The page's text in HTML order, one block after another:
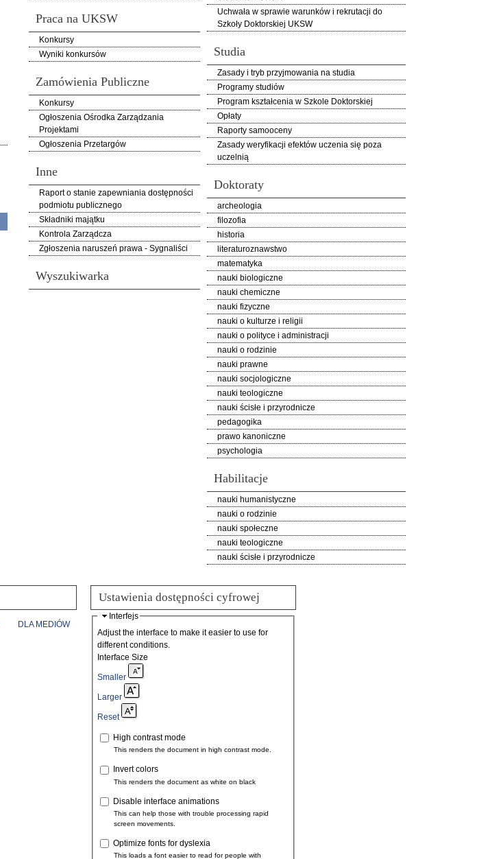
Praca na UKSW
Konkursy
Wyniki konkursów
Zamówienia Publiczne
Konkursy
Ogłoszenia Ośrodka Zarządzania
Projektami
Ogłoszenia Przetargów
Inne
Raport o stanie zapewniania dostępności
podmiotu publicznego
Składniki majątku
Kontrola Zarządcza
Zgłoszenia naruszeń prawa - Sygnaliści
Wyszukiwarka
Uchwała w sprawie warunków i rekrutacji do
Szkoły Doktorskiej UKSW
Studia
Zasady i tryb przyjmowania na studia
Programy studiów
Program kształcenia w Szkole Doktorskiej
Opłaty
Raporty samooceny
Zasady weryfikacji efektów uczenia się poza
uczelnią
Doktoraty
archeologia
filozofia
historia
literaturoznawstwo
matematyka
nauki biologiczne
nauki chemiczne
nauki fizyczne
nauki o kulturze i religii
nauki o polityce i administracji
nauki o rodzinie
nauki prawne
nauki socjologiczne
nauki teologiczne
nauki ścisłe i przyrodnicze
pedagogika
prawo kanoniczne
psychologia
Habilitacje
nauki humanistyczne
nauki o rodzinie
nauki społeczne
nauki teologiczne
nauki ścisłe i przyrodnicze
DLA MEDIÓW
Ustawienia dostępności cyfrowej
Interfejs
Adjust the interface to make it easier to use for
different conditions.
Interface Size
Smaller
Larger
Reset
High contrast mode
This renders the document in high contrast mode.
Invert colors
This renders the document as white on black
Disable interface animations
This can help those with trouble processing rapid
screen movements.
Optimize fonts for dyslexia
This loads a font easier to read for people with